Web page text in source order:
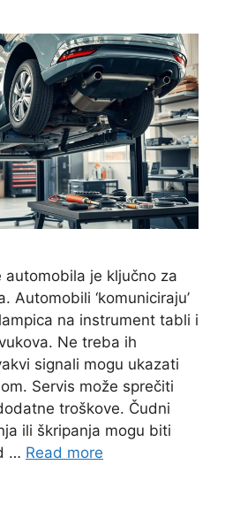
automobila je ključno za
Automobili ‘komuniciraju’
na instrument tabli i
Ne treba ih
signali mogu ukazati
Servis može sprečiti
troškove. Čudni
ili škripanja mogu biti
… Read more